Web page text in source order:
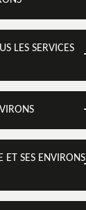
LES SERVICES
SES ENVIRONS